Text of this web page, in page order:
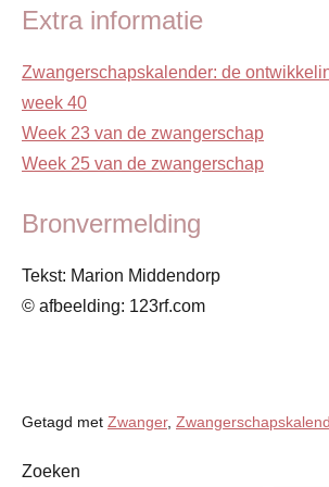
Extra informatie
Zwangerschapskalender: de
week 40
Week 23 van de zwangerschap
Week 25 van de zwangerschap
Bronvermelding
Tekst: Marion Middendorp
© afbeelding: 123rf.com
Getagd met Zwanger,
Blog
Zoeken